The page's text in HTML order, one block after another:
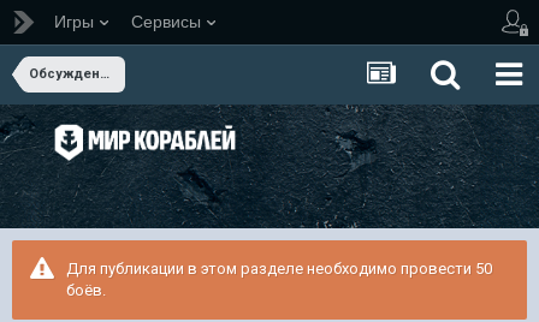
Игры Сервисы
Обсуждение Мира Кораблей
Для публикации в этом разделе необходимо провести 50
боёв.